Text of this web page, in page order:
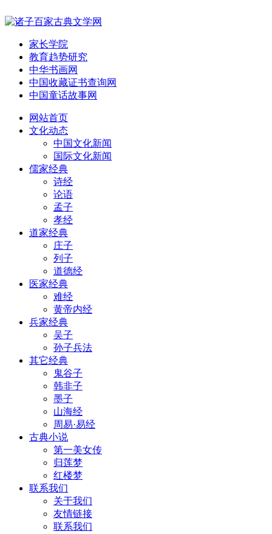
家长学院
教育趋势研究
中华书画网
中国收藏证书查询网
中国童话故事网
网站首页
文化动态
中国文化新闻
国际文化新闻
儒家经典
诗经
论语
孟子
孝经
道家经典
庄子
列子
道德经
医家经典
难经
黄帝内经
兵家经典
吴子
孙子兵法
其它经典
鬼谷子
韩非子
墨子
山海经
周易·易经
古典小说
第一美女传
归莲梦
红楼梦
联系我们
关于我们
友情链接
联系我们